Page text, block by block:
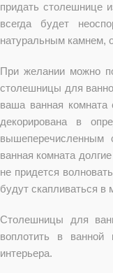
придать столешнице
всегда будет
натуральным камнем,
При желании можно
столешницы для
ваша ванная
декорирована в
вышеперечисленным
ванная комната
не придется
будут скапливаться в
Столешницы для
воплотить в
интерьера.